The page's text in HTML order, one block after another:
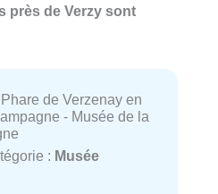
près de Verzy sont
de Verzenay en
- Musée de la
: Musée